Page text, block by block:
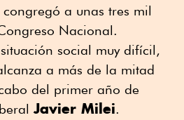
a unas tres mil
Nacional.
social muy difícil,
a más de la mitad
del primer año de
Javier Milei.